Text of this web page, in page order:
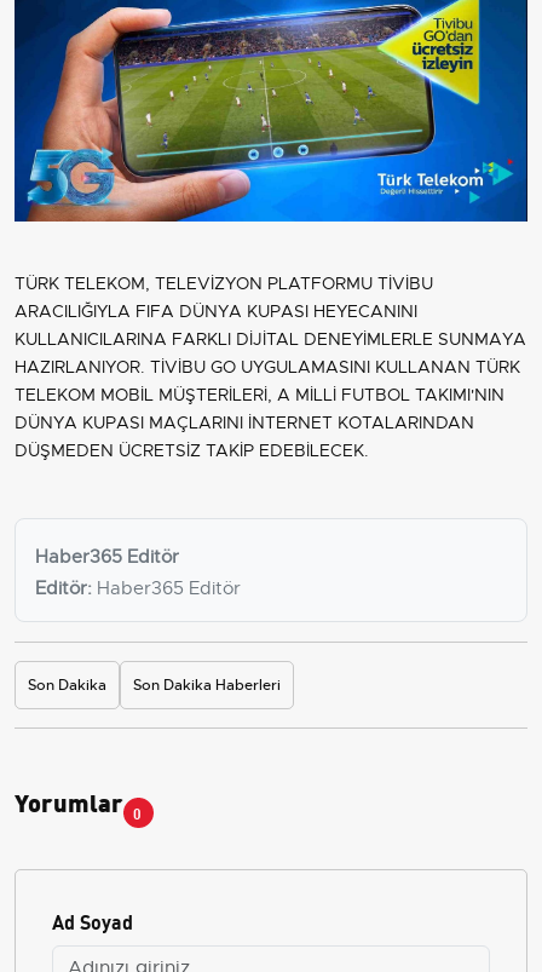
TÜRK TELEKOM, TELEVİZYON PLATFORMU TİVİBU
ARACILIĞIYLA FIFA DÜNYA KUPASI HEYECANINI
KULLANICILARINA FARKLI DİJİTAL DENEYİMLERLE SUNMAYA
HAZIRLANIYOR. TİVİBU GO UYGULAMASINI KULLANAN TÜRK
TELEKOM MOBİL MÜŞTERİLERİ, A MİLLİ FUTBOL TAKIMI'NIN
DÜNYA KUPASI MAÇLARINI İNTERNET KOTALARINDAN
DÜŞMEDEN ÜCRETSİZ TAKİP EDEBİLECEK.
Haber365 Editör
Editör: Haber365 Editör
Son Dakika Son Dakika Haberleri
Yorumlar 0
Ad Soyad